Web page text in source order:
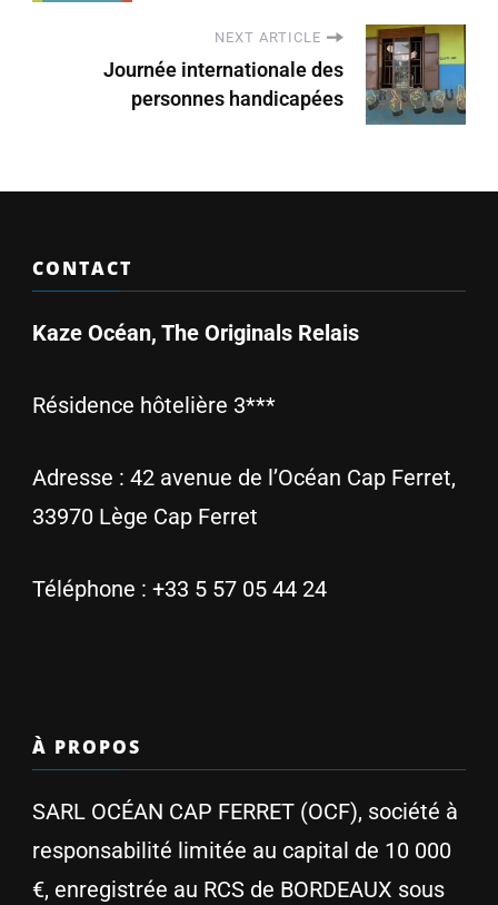
NEXT ARTICLE
Journée internationale des
personnes handicapées
CONTACT
Kaze Océan, The Originals Relais
Résidence hôtelière 3***
Adresse : 42 avenue de l’Océan Cap Ferret,
33970 Lège Cap Ferret
Téléphone : +33 5 57 05 44 24
À PROPOS
SARL OCÉAN CAP FERRET (OCF), société à
responsabilité limitée au capital de 10 000
€, enregistrée au RCS de BORDEAUX sous